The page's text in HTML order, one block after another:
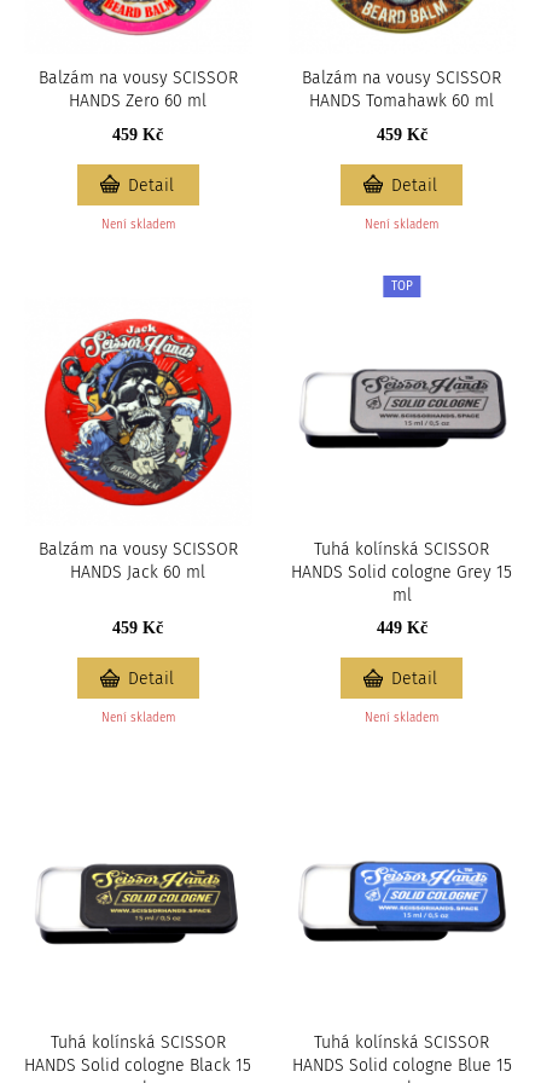
Balzám na vousy SCISSOR
HANDS Zero 60 ml
459 Kč
Není skladem
Detail
Balzám na vousy SCISSOR
HANDS Tomahawk 60 ml
459 Kč
Není skladem
Detail
Balzám na vousy SCISSOR
HANDS Jack 60 ml
459 Kč
Není skladem
Detail
Tuhá kolínská SCISSOR
HANDS Solid cologne Grey 15
ml
TOP
449 Kč
Není skladem
Detail
Tuhá kolínská SCISSOR
HANDS Solid cologne Black 15
Tuhá kolínská SCISSOR
HANDS Solid cologne Blue 15